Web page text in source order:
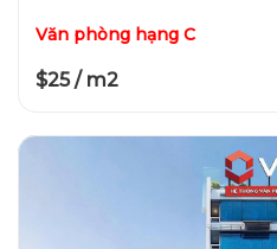
Văn phòng hạng C
$25 / m2